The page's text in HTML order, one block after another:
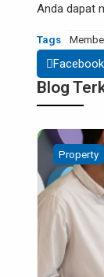
Anda dapat
Tags
Facebook
Blog
Digital